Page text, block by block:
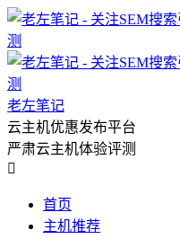
老左笔记
云主机优惠发布平台
严肃云主机体验评测

首页
主机推荐